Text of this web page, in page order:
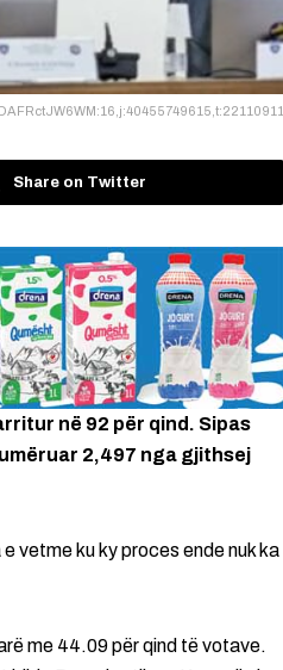
Share on Twitter
në 92 për qind. Sipas
2,497 nga gjithsej
vetme ku ky proces ende nuk ka
me 44.09 për qind të votave.